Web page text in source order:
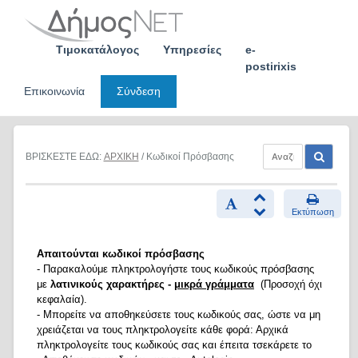
Τιμοκατάλογος Υπηρεσίες
e-
postirixis
Επικοινωνία
Σύνδεση
ΒΡΙΣΚΕΣΤΕ ΕΔΩ: ΑΡΧΙΚΗ / Κωδικοί Πρόσβασης
Εκτύπωση
Απαιτούνται κωδικοί πρόσβασης
- Παρακαλούμε πληκτρολογήστε τους κωδικούς πρόσβασης
με λατινικούς χαρακτήρες - μικρά γράμματα (Προσοχή όχι
κεφαλαία).
- Μπορείτε να αποθηκεύσετε τους κωδικούς σας, ώστε να μη
χρειάζεται να τους πληκτρολογείτε κάθε φορά: Αρχικά
πληκτρολογείτε τους κωδικούς σας και έπειτα τσεκάρετε το